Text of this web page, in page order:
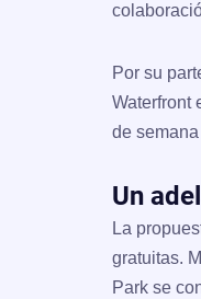
Por su
Waterfront
de
Un
La
gratuitas.
Park se